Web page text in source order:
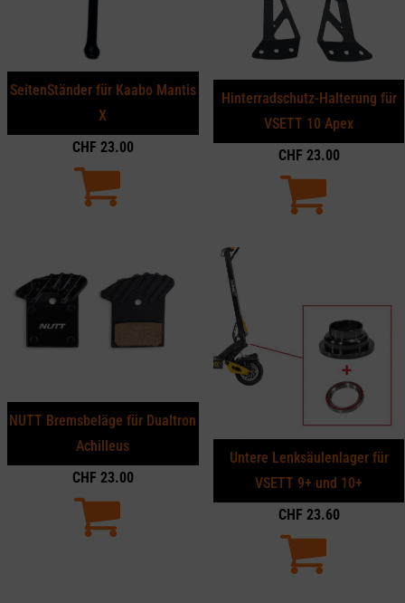
SeitenStänder für Kaabo Mantis
X
CHF 23.00
Hinterradschutz-Halterung für
VSETT 10 Apex
CHF 23.00
NUTT Bremsbeläge für Dualtron
Achilleus
CHF 23.00
Untere Lenksäulenlager für
VSETT 9+ und 10+
CHF 23.60